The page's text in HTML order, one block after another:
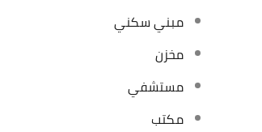
مبني سكني
مخزن
مستشفي
مكتب